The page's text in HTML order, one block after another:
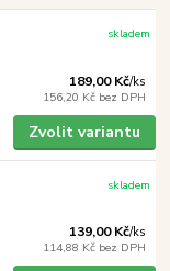
189,00 Kč/ks
156,20 Kč bez DPH
skladem
Zvolit variantu
139,00 Kč/ks
114,88 Kč bez DPH
skladem